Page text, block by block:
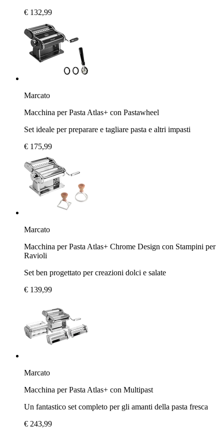
€ 132,99
Marcato
Macchina per Pasta Atlas+ con Pastawheel
Set ideale per preparare e tagliare pasta e altri impasti
€ 175,99
Marcato
Macchina per Pasta Atlas+ Chrome Design con Stampini per
Ravioli
Set ben progettato per creazioni dolci e salate
€ 139,99
Marcato
Macchina per Pasta Atlas+ con Multipast
Un fantastico set completo per gli amanti della pasta fresca
€ 243,99